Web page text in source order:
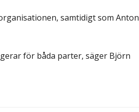
samtidigt som Anton
för båda parter, säger Björn